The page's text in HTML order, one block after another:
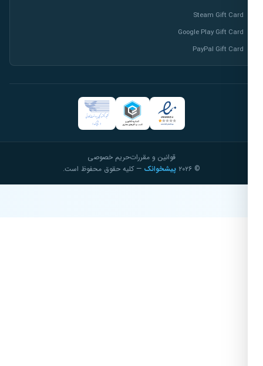
Steam Gift Card
Google Play Gift Card
PayPal Gift Card
قوانین و مقرراتحریم خصوصی
پیشخوانک— کلیه حقوق محفوظ است.